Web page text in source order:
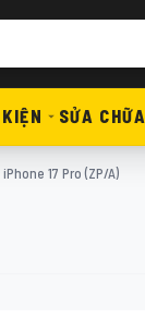
SỬA CHỮA
iPhone 17 Pro (ZP/A)